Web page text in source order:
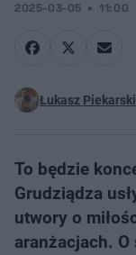
2025-03-05 11:00
Łukasz Piekarski
To będzie
Grudziądza
utwory o
aranżacjach.